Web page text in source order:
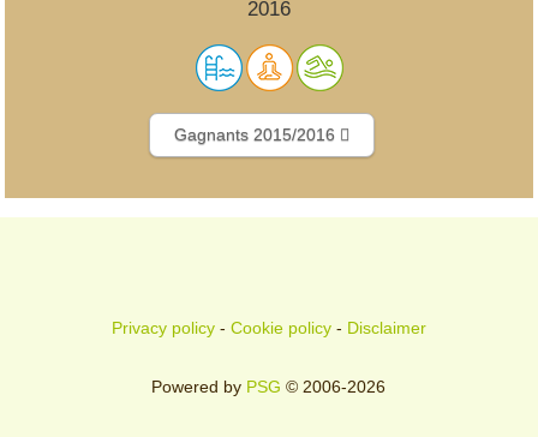
2016
Gagnants 2015/2016
Privacy policy- Cookie policy- Disclaimer
Powered by PSG © 2006-2026